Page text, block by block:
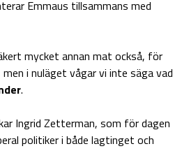
Emmaus tillsammans med
mycket annan mat också, för
i nuläget vågar vi inte säga vad
.
Ingrid Zetterman, som för dagen
politiker i både lagtinget och